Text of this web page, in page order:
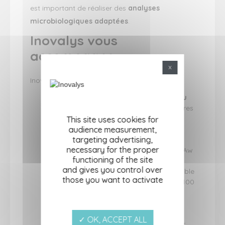
est important de réaliser des analyses
microbiologiques adaptées
Inovalys vous
accompagne
Inovalys propose :
détermination de l’activité de l’eau
de vos denrées alimentaires
afin d’évaluer lecomportement
microbiologique du produit, et en
particulier sa capacité à permettre la
croissance deListeria monocytogenes
. Aw
et pH sont des preuves scientifiques
solides pour justifier une tolérance possible
Listeria monocytogenesà moins de 100
X
This site uses cookies for
audience measurement,
targeting advertising,
necessary for the proper
functioning of the site
and gives you control over
those you want to activate
✓ OK, ACCEPT ALL